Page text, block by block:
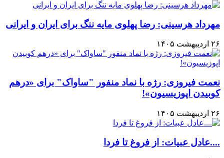
مهرداد هرسینی: رضا پهلوی مایه ننگ برای ایران و ایرانی
۲۶ اردیبهشت ۱۴۰۵
نعمت فیروزی: رژه با نماد منفور "ساواک" برای «درهم
کوبیدن اپوزیسیون»!
۲۶ اردیبهشت ۱۴۰۵
....عادل عبیات: از فروغ تا فردا